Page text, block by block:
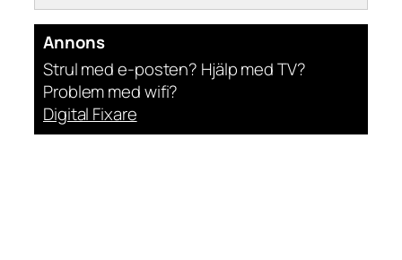
Annons
Strul med e-posten? Hjälp med TV?
Problem med wifi?
Digital Fixare